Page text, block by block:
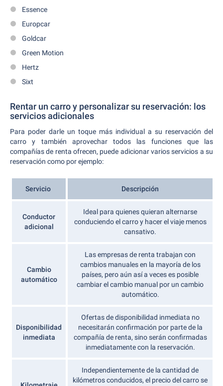
Essence
Europcar
Goldcar
Green Motion
Hertz
Sixt
Rentar un carro y personalizar su reservación: los
servicios adicionales
Para poder darle un toque más individual a su reservación del
carro y también aprovechar todos las funciones que las
compañías de renta ofrecen, puede adicionar varios servicios a su
reservación como por ejemplo:
Servicio Descripción
Conductor
adicional
Ideal para quienes quieran alternarse
conduciendo el carro y hacer el viaje menos
cansativo.
Cambio
automático
Las empresas de renta trabajan con
cambios manuales en la mayoría de los
países, pero aún así a veces es posible
cambiar el cambio manual por un cambio
automático.
Disponibilidad
inmediata
Ofertas de disponibilidad inmediata no
necesitarán confirmación por parte de la
compañía de renta, sino serán confirmadas
inmediatamente con la reservación.
Independientemente de la cantidad de
kilómetros conducidos, el precio del carro se